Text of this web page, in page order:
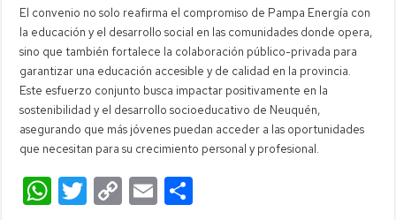
El convenio no solo reafirma el compromiso de Pampa Energía con
la educación y el desarrollo social en las comunidades donde opera,
sino que también fortalece la colaboración público-privada para
garantizar una educación accesible y de calidad en la provincia.
Este esfuerzo conjunto busca impactar positivamente en la
sostenibilidad y el desarrollo socioeducativo de Neuquén,
asegurando que más jóvenes puedan acceder a las oportunidades
que necesitan para su crecimiento personal y profesional.
W T C E